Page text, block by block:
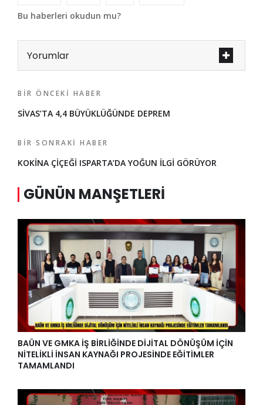
Bu haberleri okudun mu?
Yorumlar
BIR ÖNCEKI HABER
SİVAS’TA 4,4 BÜYÜKLÜĞÜNDE DEPREM
BIR SONRAKI HABER
KOKİNA ÇİÇEĞİ ISPARTA’DA YOĞUN İLGİ GÖRÜYOR
GÜNÜN MANŞETLERI
BAÜN VE GMKA İŞ BİRLİĞİNDE DİJİTAL DÖNÜŞÜM İÇİN
NİTELİKLİ İNSAN KAYNAĞI PROJESİNDE EĞİTİMLER
TAMAMLANDI